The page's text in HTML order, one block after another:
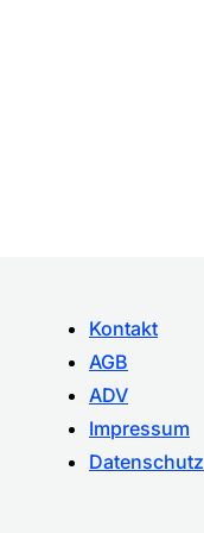
Kontakt
AGB
ADV
Impressum
Datenschutz